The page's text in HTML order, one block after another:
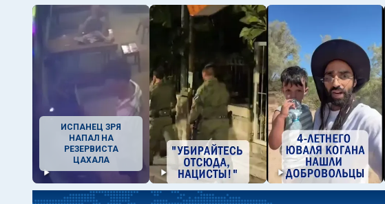
ИСПАНЕЦ ЗРЯ
НАПАЛ НА
РЕЗЕРВИСТА
ЦАХАЛА